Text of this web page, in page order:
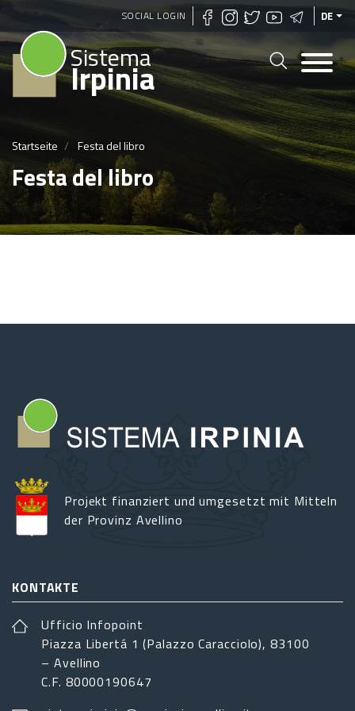
Direkt
zum
Inhalt
SOCIAL LOGIN DE
Sistema
Irpinia
Startseite Festa del libro
Festa del libro
Projekt finanziert und umgesetzt mit Mitteln
der Provinz Avellino
KONTAKTE
Ufficio Infopoint
Piazza Libertá 1 (Palazzo Caracciolo), 83100
– Avellino
C.F. 80000190647